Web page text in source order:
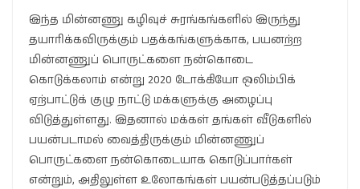
இந்த மின்னணு கழிவுச் சுரங்கங்களில் இருந்து
தயாரிக்கவிருக்கும் பதக்கங்களுக்காக, பயனற்ற
மின்னணுப் பொருட்களை நன்கொடை
கொடுக்கலாம் என்று 2020 டோக்கியோ ஒலிம்பிக்
ஏற்பாட்டுக் குழு நாட்டு மக்களுக்கு அழைப்பு
விடுத்துள்ளது. இதனால் மக்கள் தங்கள் வீடுகளில்
பயன்படாமல் வைத்திருக்கும் மின்னணுப்
பொருட்களை நன்கொடையாக கொடுப்பார்கள்
என்றும், அதிலுள்ள உலோகங்கள் பயன்படுத்தப்படும்